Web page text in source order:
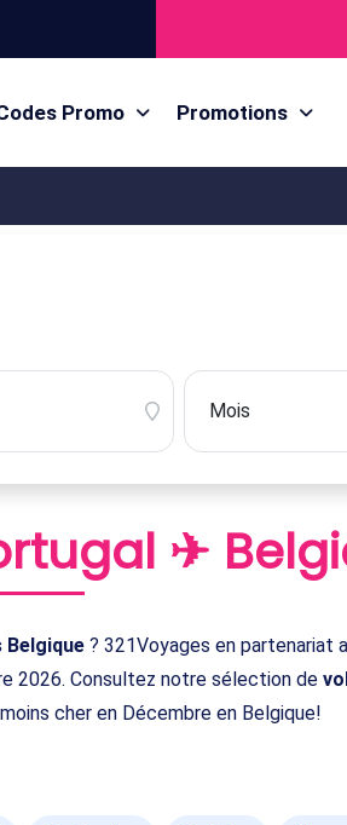
Promo Promotions
✈
? 321Voyages en partenariat
2026. Consultez notre sélection de
cher en Décembre en Belgique!